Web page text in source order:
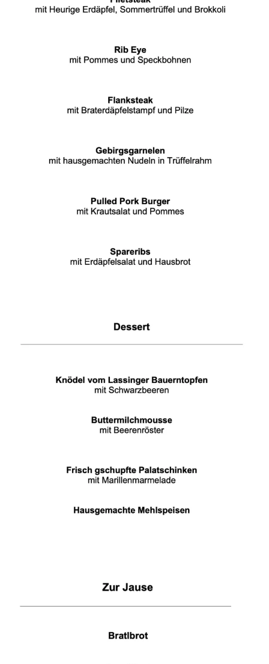
WÜ I GRÖSSA SENG
WÜ I GRÖSSA SENG